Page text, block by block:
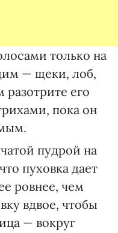
только на
— щеки, лоб,
его
пока он
пудрой на
пуховка дает
ровнее, чем
вдвое, чтобы
— вокруг